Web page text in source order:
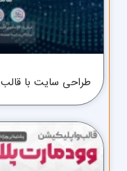
طراحی سایت با